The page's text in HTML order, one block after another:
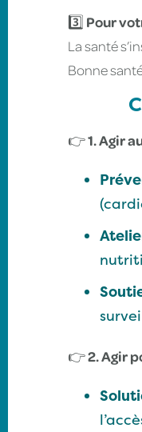
3️⃣ Pour
La santé
Bonne
👉1. Agir
👉2. Agir